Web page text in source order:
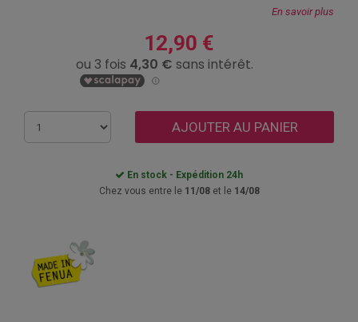
En savoir plus
12,90 €
AJOUTER AU PANIER
En stock - Expédition 24h
Chez vous entre le 11/08et le 14/08